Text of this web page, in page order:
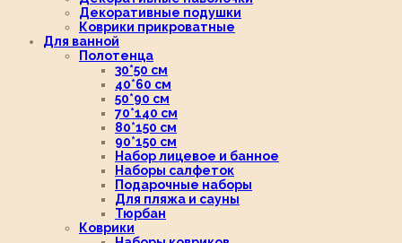
Декоративные подушки
Коврики прикроватные
Для ванной
Полотенца
30*50 см
40*60 см
50*90 см
70*140 см
80*150 см
90*150 см
Набор лицевое и банное
Наборы салфеток
Подарочные наборы
Для пляжа и сауны
Тюрбан
Коврики